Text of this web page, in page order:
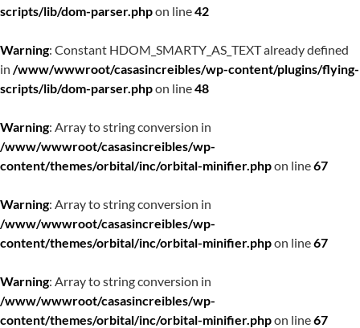
scripts/lib/dom-parser.phpon line42
Warning: Constant HDOM_SMARTY_AS_TEXT already defined
in /www/wwwroot/casasincreibles/wp-content/plugins/flying-
scripts/lib/dom-parser.phpon line48
Warning: Array to string conversion in
/www/wwwroot/casasincreibles/wp-
content/themes/orbital/inc/orbital-minifier.phpon line67
Warning: Array to string conversion in
/www/wwwroot/casasincreibles/wp-
content/themes/orbital/inc/orbital-minifier.phpon line67
Warning: Array to string conversion in
/www/wwwroot/casasincreibles/wp-
content/themes/orbital/inc/orbital-minifier.phpon line67